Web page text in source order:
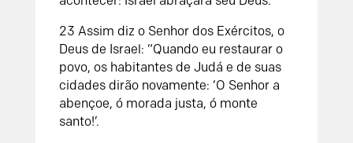
23 Assim diz o Senhordos Exércitos, o
Deus de Israel: “Quando eu restaurar o
povo, os habitantes de Judá e de suas
cidades dirão novamente: ‘O Senhora
abençoe, ó morada justa, ó monte
santo!’.